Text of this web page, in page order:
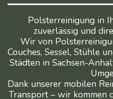
Polsterreinigung in
zuverlässig und
Wir von
Couches, Sessel, Stühle
Städten in Sachsen-
Dank unserer mobilen
Transport – wir kommen